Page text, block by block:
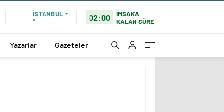
İSTANBUL
°
02:00
İMSAK'A
KALAN SÜRE
Yazarlar Gazeteler